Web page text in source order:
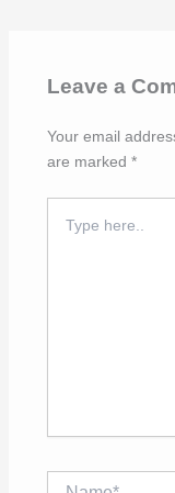
Leave a
Your email
are marked *
here..